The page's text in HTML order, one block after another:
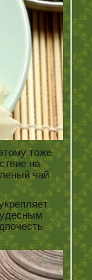
тоже
на
чай